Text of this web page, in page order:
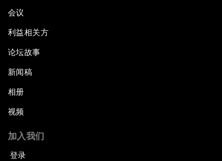
会议
利益相关方
论坛故事
新闻稿
相册
视频
加入我们
登录